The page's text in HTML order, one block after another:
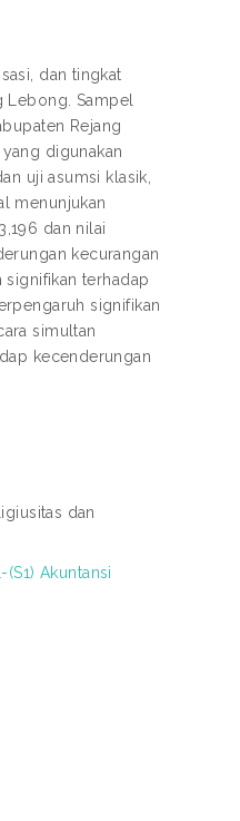
dan tingkat
Lebong. Sampel
Rejang
digunakan
uji asumsi klasik,
menunjukan
dan nilai
kecurangan
terhadap
signifikan
simultan
kecenderungan
dan
Akuntansi